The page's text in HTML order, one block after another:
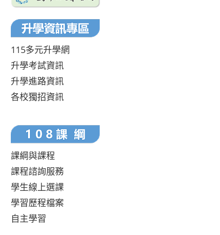
115多元升學網
升學考試資訊
升學進路資訊
各校獨招資訊
課綱與課程
課程諮詢服務
學生線上選課
學習歷程檔案
自主學習